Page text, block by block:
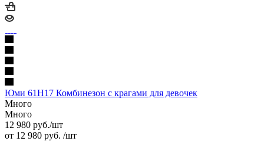
Юми 61Н17 Комбинезон с крагами для девочек
Много
Много
12 980 руб./шт
от 12 980 руб. /шт